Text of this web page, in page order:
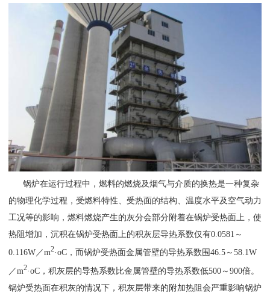
锅炉在运行过程中，燃料的燃烧及烟气与介质的换热是一种复杂
的物理化学过程，受燃料特性、受热面的结构、温度水平及空气动力
工况等的影响，燃料燃烧产生的灰分会部分附着在锅炉受热面上，使
热阻增加，沉积在锅炉受热面上的积灰层导热系数仅有0.0581～
0.116W／m2·oC，而锅炉受热面金属管壁的导热系数围46.5～58.1W
／m2·oC，积灰层的导热系数比金属管壁的导热系数低500～900倍。
锅炉受热面在积灰的情况下，积灰层带来的附加热阻会严重影响锅炉